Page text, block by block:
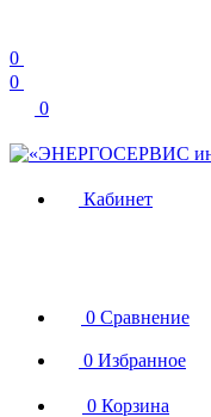
0
0
0
Кабинет
0 Сравнение
0 Избранное
0 Корзина